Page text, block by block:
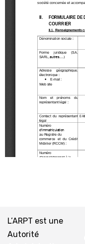
L’ARPT est une
Autorité